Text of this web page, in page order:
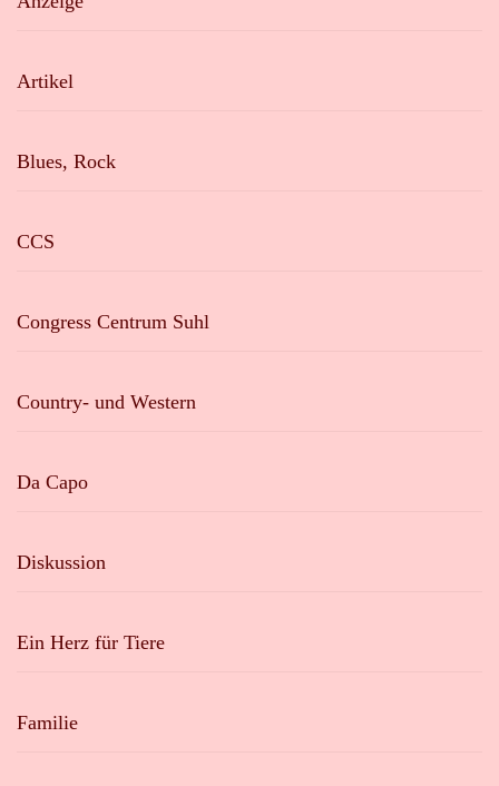
Artikel
Blues, Rock
CCS
Congress Centrum Suhl
Country- und Western
Da Capo
Diskussion
Ein Herz für Tiere
Familie